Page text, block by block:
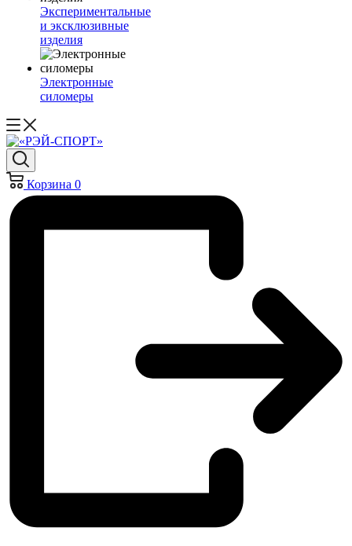
Экспериментальные
и эксклюзивные
изделия
Электронные
силомеры
Корзина 0